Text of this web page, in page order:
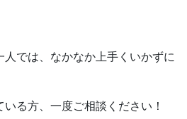
人では、なかなか上手くいかずに
る方、一度ご相談ください！